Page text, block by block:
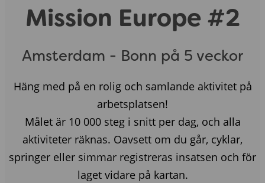
Mission Europe #2
Amsterdam - Bonn på 5 veckor
Häng med på en rolig och samlande aktivitet på
arbetsplatsen!
Målet är 10 000 steg i snitt per dag, och alla
aktiviteter räknas. Oavsett om du går, cyklar,
springer eller simmar registreras insatsen och för
laget vidare på kartan.